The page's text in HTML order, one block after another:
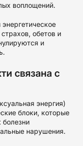
воплощений.
обетов и
и
связана с
энергия)
блоки, которые
болезни
нарушения.